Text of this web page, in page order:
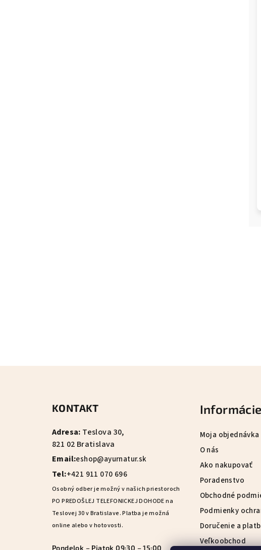
KONTAKT
Adresa: Teslova 30,
821 02 Bratislava
Email:eshop@ayurnatur.sk
Tel:+421 911 070 696
Osobný odber je možný v našich priestoroch
PO PREDOŠLEJ TELEFONICKEJ DOHODE na
Teslovej 30 v Bratislave. Platba je možná
online alebo v hotovosti.
Pondelok – Piatok 09:30 – 15:00
Moja objednávka
O nás
Ako nakupovať
Poradenstvo
Obchodné
Podmienky
Doručenie a
Veľkoobchod